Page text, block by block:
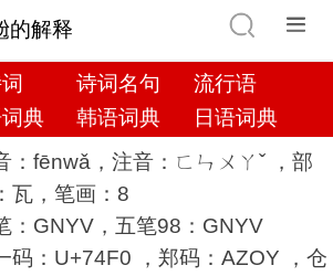
的解释
诗词名句
流行语
典 韩语词典 日语词典
：fēnwǎ，注音：ㄈㄣㄨㄚˇ ，部
瓦，笔画：8
：GNYV，五笔98：GNYV
码：U+74F0 ，郑码：AZOY ，仓